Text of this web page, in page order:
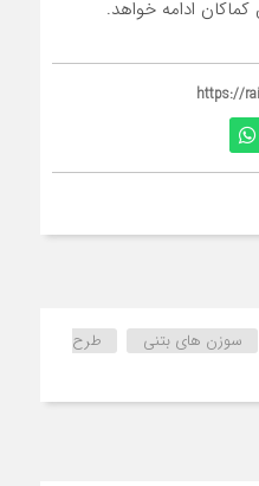
ادامه خواهد.
https://
سوزن های بتنی
طرح